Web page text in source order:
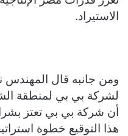
الاستيراد.
ومن جانبه قال المهندس
لشركة بي بي لمنطقة
أن شركة بي بي تعتز
هذا التوقيع خطوة